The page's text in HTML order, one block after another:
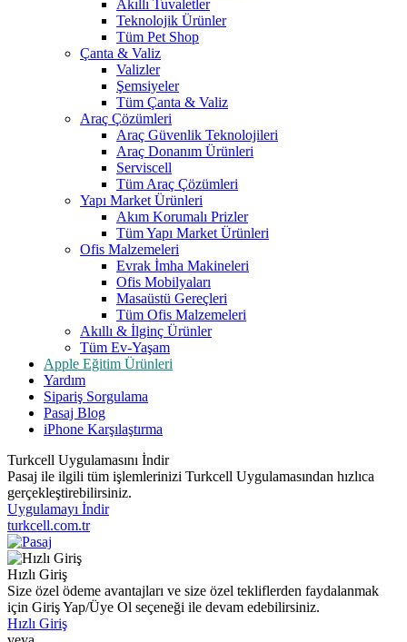
Akıllı Tuvaletler
Teknolojik Ürünler
Tüm Pet Shop
Çanta & Valiz
Valizler
Şemsiyeler
Tüm Çanta & Valiz
Araç Çözümleri
Araç Güvenlik Teknolojileri
Araç Donanım Ürünleri
Serviscell
Tüm Araç Çözümleri
Yapı Market Ürünleri
Akım Korumalı Prizler
Tüm Yapı Market Ürünleri
Ofis Malzemeleri
Evrak İmha Makineleri
Ofis Mobilyaları
Masaüstü Gereçleri
Tüm Ofis Malzemeleri
Akıllı & İlginç Ürünler
Tüm Ev-Yaşam
Apple Eğitim Ürünleri
Yardım
Sipariş Sorgulama
Pasaj Blog
iPhone Karşılaştırma
Turkcell Uygulamasını İndir
Pasaj ile ilgili tüm işlemlerinizi Turkcell Uygulamasından hızlıca
gerçekleştirebilirsiniz.
Uygulamayı İndir
turkcell.com.tr
Hızlı Giriş
Size özel ödeme avantajları ve size özel tekliflerden faydalanmak
için Giriş Yap/Üye Ol seçeneği ile devam edebilirsiniz.
Hızlı Giriş